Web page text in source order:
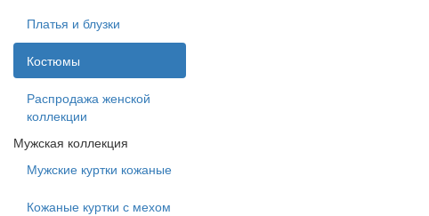
Платья и блузки
Костюмы
Распродажа женской
коллекции
Мужская коллекция
Мужские куртки кожаные
Кожаные куртки с мехом